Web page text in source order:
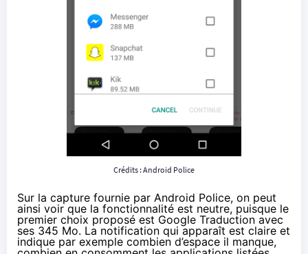
Crédits : Android Police
Sur la capture fournie par Android Police, on peut
ainsi voir que la fonctionnalité est neutre, puisque le
premier choix proposé est Google Traduction avec
ses 345 Mo. La notification qui apparaît est claire et
indique par exemple combien d’espace il manque,